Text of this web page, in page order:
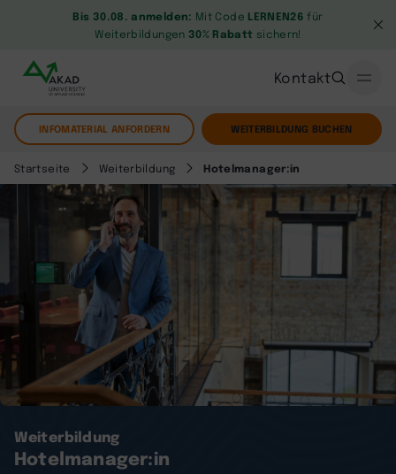
Bis 30.08. anmelden: Mit Code LERNEN26 für
Weiterbildungen 30% Rabatt sichern!
Kontakt
INFOMATERIAL ANFORDERN WEITERBILDUNG BUCHEN
Startseite Weiterbildung Hotelmanager:in
Weiterbildung
Hotelmanager:in